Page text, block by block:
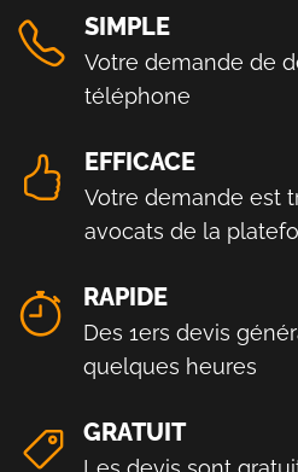
SIMPLE
Votre demande de
téléphone
EFFICACE
Votre demande est
avocats de la
RAPIDE
Des 1ers devis
quelques heures
GRATUIT